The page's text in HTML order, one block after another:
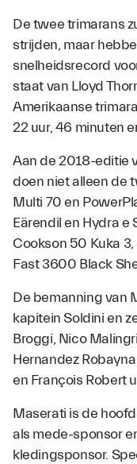
De twee trimarans
strijden, maar
snelheidsrecord
staat van Lloyd
Amerikaanse
22 uur, 46 minuten
Aan de 2018-editie
doen niet alleen de
Multi 70 en
Eärendil en Hydra e
Cookson 50 Kuka
Fast 3600 Black
De bemanning van
kapitein Soldini en
Broggi, Nico
Hernandez
en François Robert
Maserati is de
als mede-sponsor
kledingsponsor.